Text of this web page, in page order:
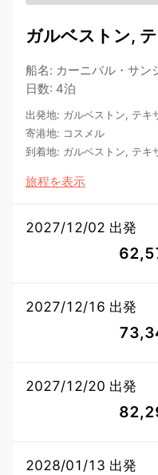
ガルベストン,
船名: カーニバル・サン
日数: 4泊
出発地: ガルベストン, テキ
寄港地: コスメル
到着地: ガルベストン, テキ
旅程を表示
2027/12/02 出発
2027/12/16 出発
2027/12/20 出発
2028/01/13 出発